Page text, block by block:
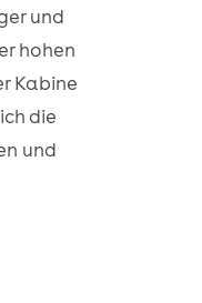
und
hohen
Kabine
die
und